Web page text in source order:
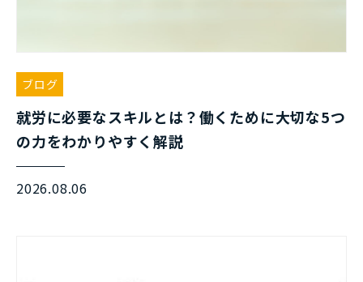
ブログ
就労に必要なスキルとは？働くために大切な5つ
の力をわかりやすく解説
2026.08.06